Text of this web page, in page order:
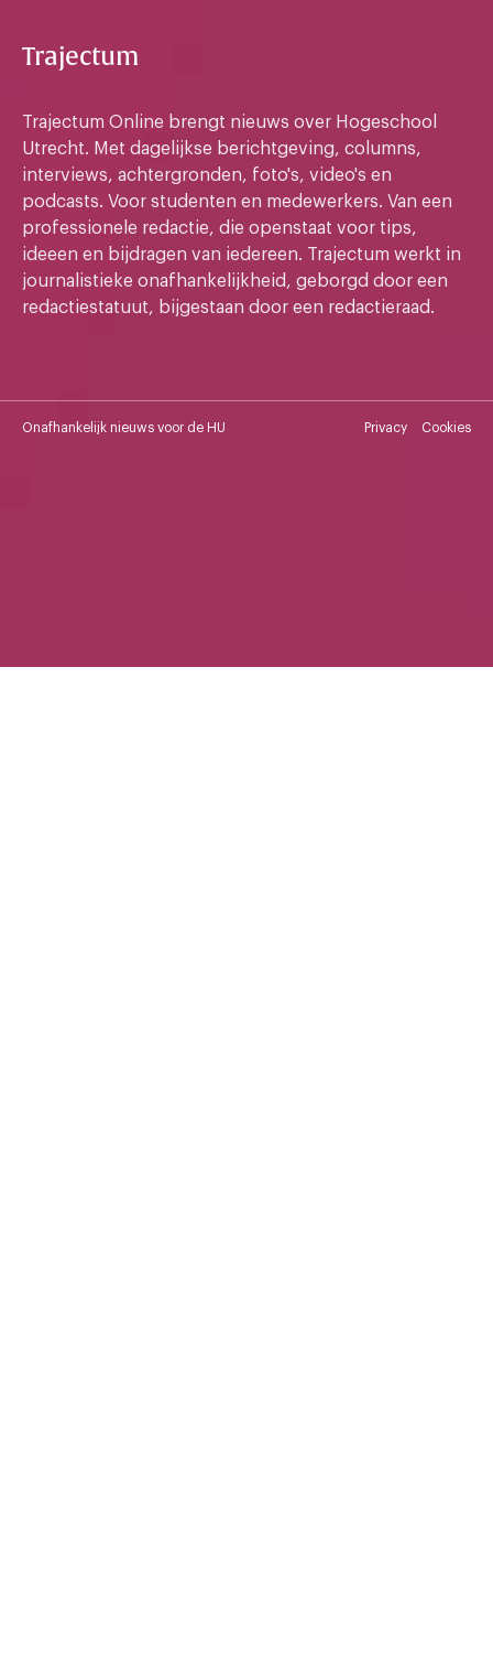
Trajectum
Trajectum Online brengt nieuws over Hogeschool
Utrecht. Met dagelijkse berichtgeving, columns,
interviews, achtergronden, foto's, video's en
podcasts. Voor studenten en medewerkers. Van een
professionele redactie, die openstaat voor tips,
ideeen en bijdragen van iedereen. Trajectum werkt in
journalistieke onafhankelijkheid, geborgd door een
redactiestatuut, bijgestaan door een redactieraad.
Onafhankelijk nieuws voor de HU Privacy Cookies